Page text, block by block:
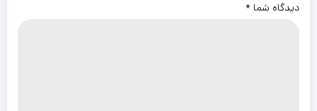
دیدگاه شما *